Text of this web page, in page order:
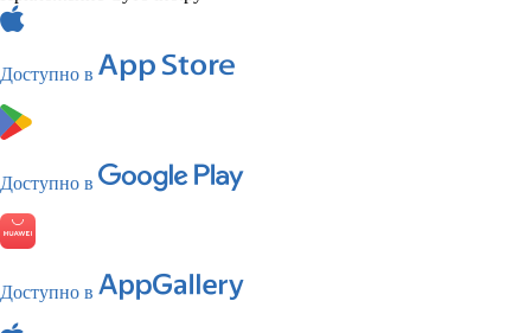
Доступно в
Доступно в
Доступно в